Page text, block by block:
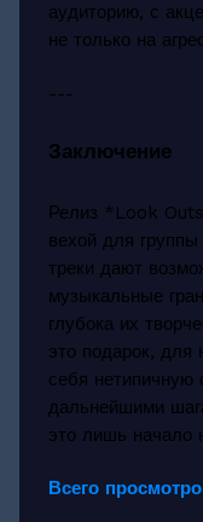
аудиторию, с
не только на
---
Заключение
Релиз *Look
вехой для
треки дают
музыкальные
глубока их
это подарок,
себя нетипичную
дальнейшими
это лишь начало
Всего